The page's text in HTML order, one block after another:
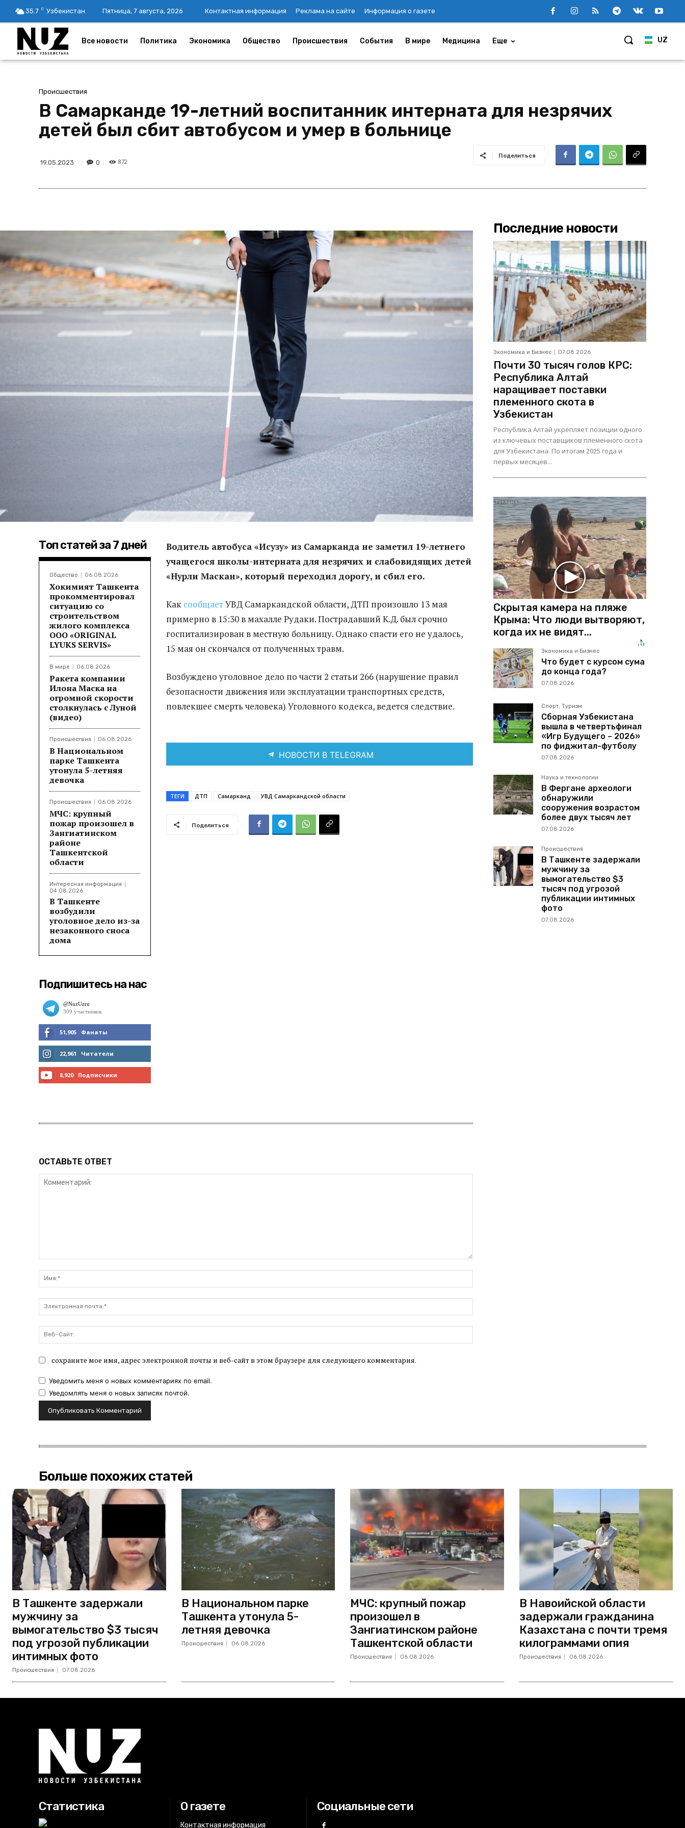
35.7 C Узбекистан Пятница, 7 августа, 2026 Контактная информация Реклама на сайте Информация о газете
UZ
Все новости Политика Экономика Общество Происшествия События В мире Медицина Еще
Происшествия
В Самарканде 19-летний воспитанник интерната для незрячих
детей был сбит автобусом и умер в больнице
19.05.2023 0 872
Поделиться
Топ статей за 7 дней
Общество 06.08.2026
Хокимият Ташкента
прокомментировал
ситуацию со
строительством
жилого комплекса
ООО «ORIGINAL
LYUKS SERVIS»
В мире 06.08.2026
Ракета компании
Илона Маска на
огромной скорости
столкнулась с Луной
(видео)
Происшествия 06.08.2026
В Национальном
парке Ташкента
утонула 5-летняя
девочка
Происшествия 06.08.2026
МЧС: крупный
пожар произошел в
Зангиатинском
районе
Ташкентской
области
Интересная информация
04.08.2026
В Ташкенте
возбудили
уголовное дело из-за
незаконного сноса
дома
Подпишитесь на нас
51,905 Фанаты
МНЕ НРАВИТСЯ
22,961 Читатели
8,920 Подписчики
Водитель автобуса «Исузу» из Самарканда не заметил 19-летнего
учащегося школы-интерната для незрячих и слабовидящих детей
«Нурли Маскан», который переходил дорогу, и сбил его.
Как сообщаетУВД Самаркандской области, ДТП произошло 13 мая
примерно в 15:30 в махалле Рудаки. Пострадавший К.Д. был срочно
госпитализирован в местную больницу. Однако спасти его не удалось,
15 мая он скончался от полученных травм.
Возбуждено уголовное дело по части 2 статьи 266 (нарушение правил
безопасности движения или эксплуатации транспортных средств,
повлекшее смерть человека) Уголовного кодекса, ведется следствие.
НОВОСТИ В TELEGRAM
ТЕГИ ДТП Самарканд УВД Самаркандской области
Поделиться
ОСТАВЬТЕ ОТВЕТ
почта:*
Сайт:
сохраните мое имя, адрес электронной почты и веб-сайт в этом браузере для следующего комментария.
Уведомить меня о новых комментариях по email.
Уведомлять меня о новых записях почтой.
Последние новости
Экономика и Бизнес 07.08.2026
Почти 30 тысяч голов КРС:
Республика Алтай
наращивает поставки
племенного скота в
Узбекистан
Республика Алтай укрепляет позиции одного
из ключевых поставщиков племенного скота
для Узбекистана. По итогам 2025 года и
первых месяцев...
Скрытая камера на пляже
Крыма: Что люди вытворяют,
когда их не видят...
Экономика и Бизнес
Что будет с курсом сума
до конца года?
07.08.2026
Спорт, Туризм
Сборная Узбекистана
вышла в четвертьфинал
«Игр Будущего – 2026»
по фиджитал-футболу
07.08.2026
Наука и технологии
В Фергане археологи
обнаружили
сооружения возрастом
более двух тысяч лет
07.08.2026
Происшествия
В Ташкенте задержали
мужчину за
вымогательство $3
тысяч под угрозой
публикации интимных
фото
07.08.2026
Больше похожих статей
В Ташкенте задержали
мужчину за
вымогательство $3 тысяч
под угрозой публикации
интимных фото
Происшествия 07.08.2026
В Национальном парке
Ташкента утонула 5-
летняя девочка
Происшествия 06.08.2026
МЧС: крупный пожар
произошел в
Зангиатинском районе
Ташкентской области
Происшествия 06.08.2026
В Навоийской области
задержали гражданина
Казахстана с почти тремя
килограммами опия
Происшествия 06.08.2026
Статистика О газете
Контактная информация
Социальные сети